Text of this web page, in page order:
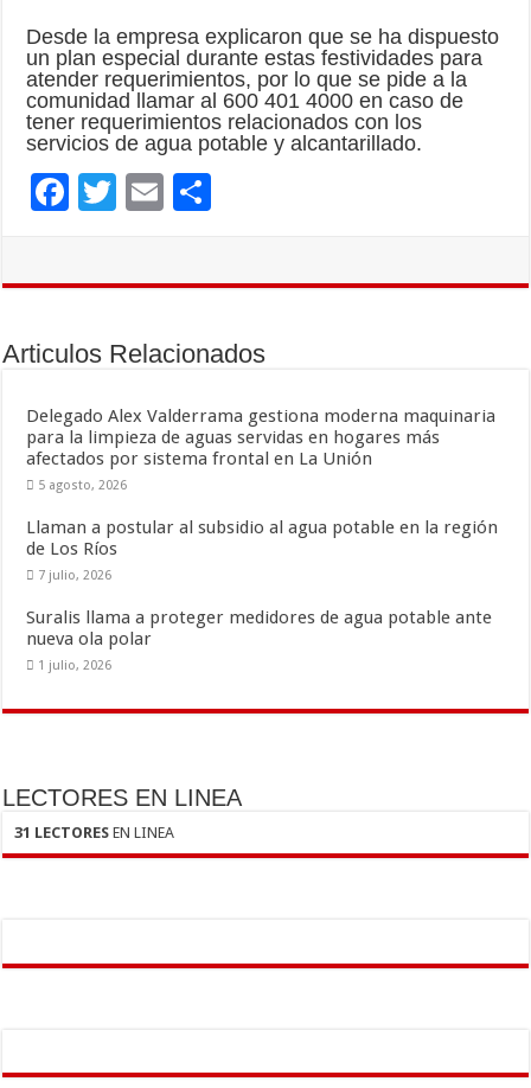
Desde la empresa explicaron que se ha dispuesto
un plan especial durante estas festividades para
atender requerimientos, por lo que se pide a la
comunidad llamar al 600 401 4000 en caso de
tener requerimientos relacionados con los
servicios de agua potable y alcantarillado.
F
o
k
T
E
ar
r
Articulos Relacionados
Delegado Alex Valderrama gestiona moderna maquinaria
para la limpieza de aguas servidas en hogares más
afectados por sistema frontal en La Unión
5 agosto, 2026
Llaman a postular al subsidio al agua potable en la región
de Los Ríos
7 julio, 2026
Suralis llama a proteger medidores de agua potable ante
nueva ola polar
1 julio, 2026
LECTORES EN LINEA
31 LECTORES EN LINEA